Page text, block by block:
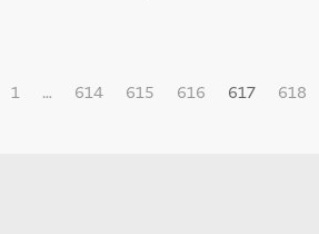
1 … 614 615 616 617 618